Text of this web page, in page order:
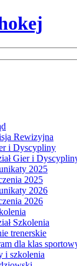
Rewizyjna
i Dyscypliny
Gier i
2025
2025
2026
2026
Szkolenia
trenerskie
dla klas
i szkolenia